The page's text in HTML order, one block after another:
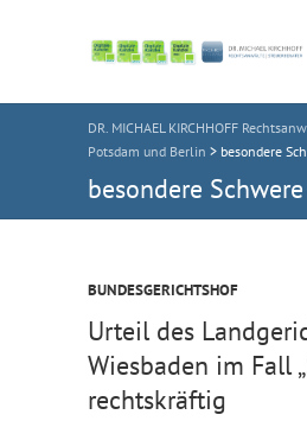
DR. MICHAEL KIRCHHOFF
Potsdam und Berlin > besondere
besondere
BUNDESGERICHTSHOF
Urteil des
Wiesbaden im Fall
rechtskräftig